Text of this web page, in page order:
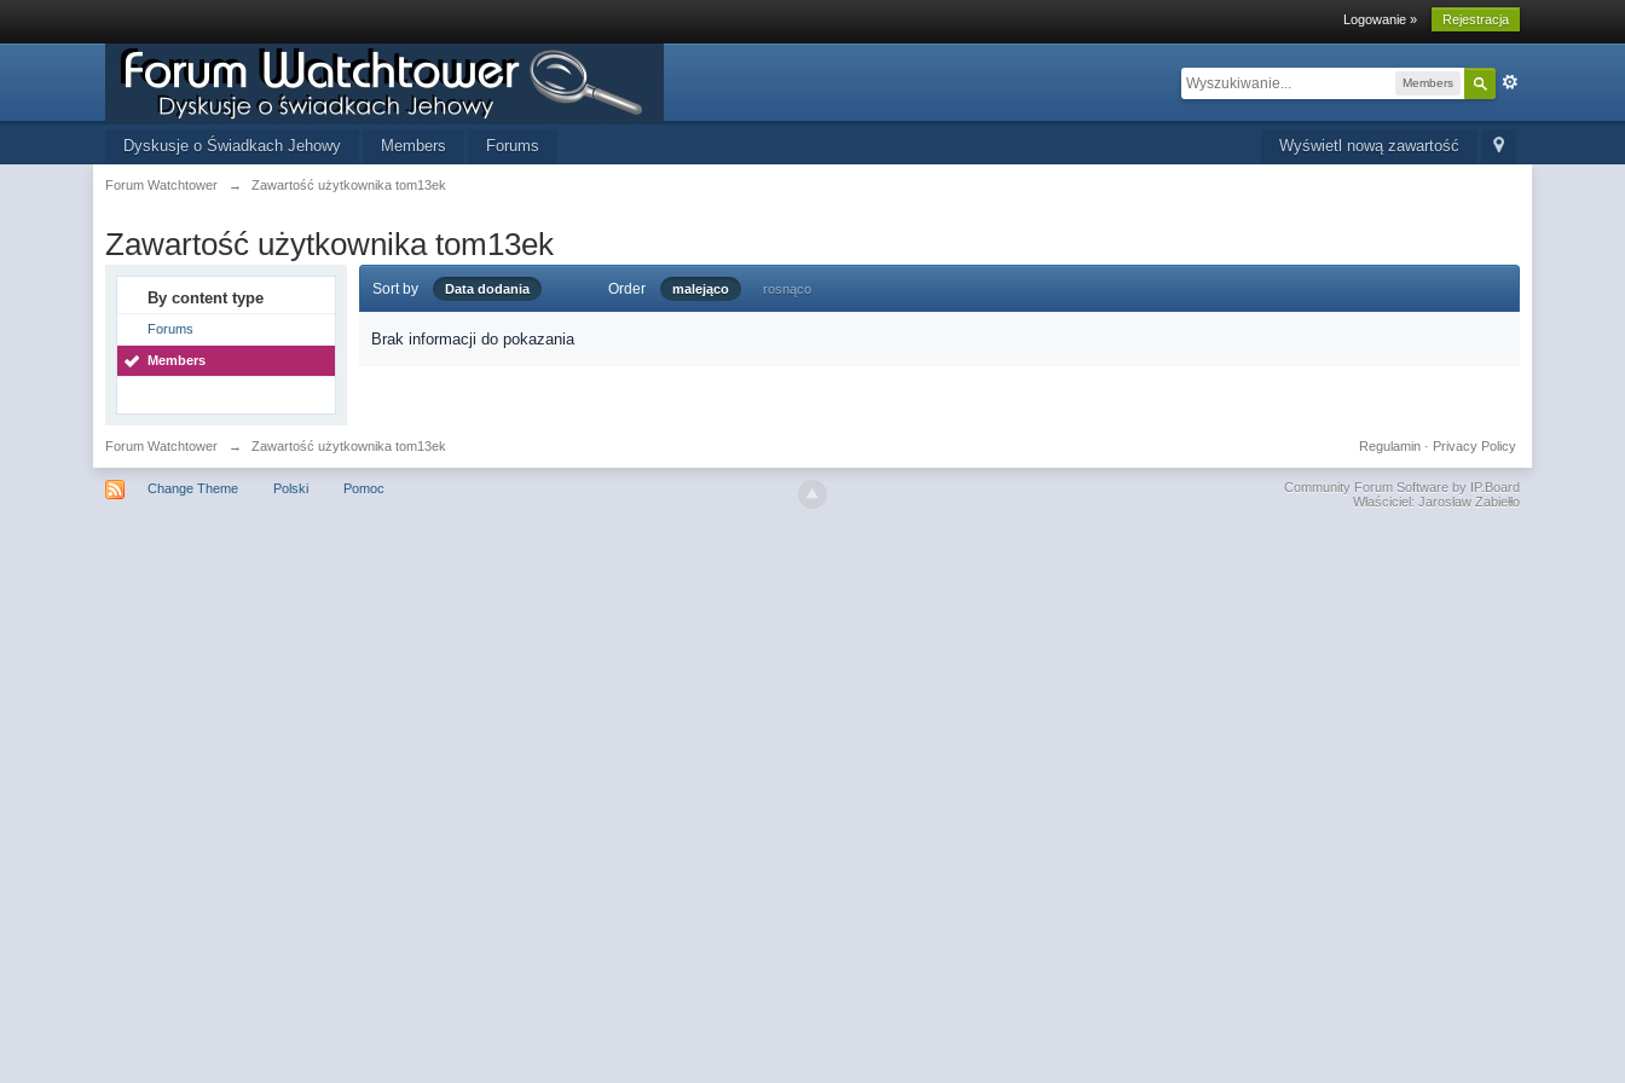
Logowanie » Rejestracja
Members
Wyświetl nową zawartość
Dyskusje o Świadkach Jehowy Members Forums
Forum Watchtower → Zawartość użytkownika tom13ek
Zawartość użytkownika tom13ek
By content type
Forums
Members
Sort by Data dodania Order malejąco rosnąco
Brak informacji do pokazania
Forum Watchtower → Zawartość użytkownika tom13ek Privacy Policy
Regulamin·
Change Theme Polski Pomoc
Community Forum Software by IP.Board
Właściciel: Jarosław Zabiełło